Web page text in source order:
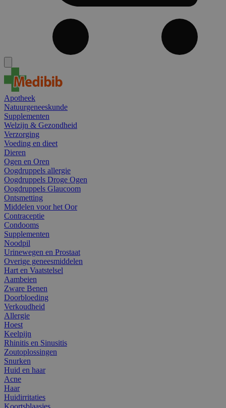
Apotheek
Natuurgeneeskunde
Supplementen
Welzijn & Gezondheid
Verzorging
Voeding en dieet
Dieren
Ogen en Oren
Oogdruppels allergie
Oogdruppels Droge Ogen
Oogdruppels Glaucoom
Ontsmetting
Middelen voor het Oor
Contraceptie
Condooms
Supplementen
Noodpil
Urinewegen en Prostaat
Overige geneesmiddelen
Hart en Vaatstelsel
Aambeien
Zware Benen
Doorbloeding
Verkoudheid
Allergie
Hoest
Keelpijn
Rhinitis en Sinusitis
Zoutoplossingen
Snurken
Huid en haar
Acne
Haar
Huidirritaties
Koortsblaasjes